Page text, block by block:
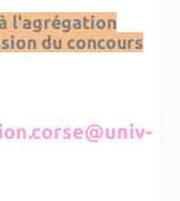
l'agrégation
du concours